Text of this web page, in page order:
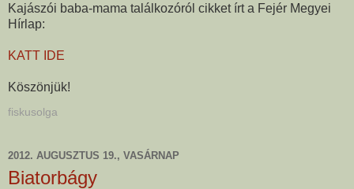
Kajászói baba-mama találkozóról cikket írt a Fejér Megyei
Hírlap:
KATT IDE
Köszönjük!
fiskusolga
2012. AUGUSZTUS 19., VASÁRNAP
Biatorbágy